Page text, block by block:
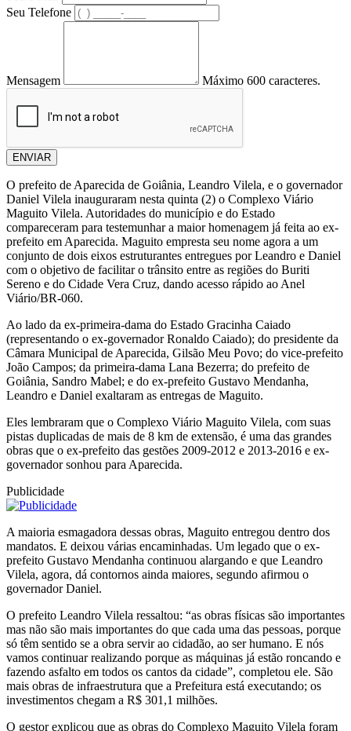
Seu Telefone
Mensagem Máximo 600 caracteres.
ENVIAR
O prefeito de Aparecida de Goiânia, Leandro Vilela, e o governador
Daniel Vilela inauguraram nesta quinta (2) o Complexo Viário
Maguito Vilela. Autoridades do município e do Estado
compareceram para testemunhar a maior homenagem já feita ao ex-
prefeito em Aparecida. Maguito empresta seu nome agora a um
conjunto de dois eixos estruturantes entregues por Leandro e Daniel
com o objetivo de facilitar o trânsito entre as regiões do Buriti
Sereno e do Cidade Vera Cruz, dando acesso rápido ao Anel
Viário/BR-060.
Ao lado da ex-primeira-dama do Estado Gracinha Caiado
(representando o ex-governador Ronaldo Caiado); do presidente da
Câmara Municipal de Aparecida, Gilsão Meu Povo; do vice-prefeito
João Campos; da primeira-dama Lana Bezerra; do prefeito de
Goiânia, Sandro Mabel; e do ex-prefeito Gustavo Mendanha,
Leandro e Daniel exaltaram as entregas de Maguito.
Eles lembraram que o Complexo Viário Maguito Vilela, com suas
pistas duplicadas de mais de 8 km de extensão, é uma das grandes
obras que o ex-prefeito das gestões 2009-2012 e 2013-2016 e ex-
governador sonhou para Aparecida.
Publicidade
A maioria esmagadora dessas obras, Maguito entregou dentro dos
mandatos. E deixou várias encaminhadas. Um legado que o ex-
prefeito Gustavo Mendanha continuou alargando e que Leandro
Vilela, agora, dá contornos ainda maiores, segundo afirmou o
governador Daniel.
O prefeito Leandro Vilela ressaltou: “as obras físicas são importantes
mas não são mais importantes do que cada uma das pessoas, porque
só têm sentido se a obra servir ao cidadão, ao ser humano. E nós
vamos continuar realizando porque as máquinas já estão roncando e
fazendo asfalto em todos os cantos da cidade”, completou ele. São
mais obras de infraestrutura que a Prefeitura está executando; os
investimentos chegam a R$ 301,1 milhões.
O gestor explicou que as obras do Complexo Maguito Vilela foram